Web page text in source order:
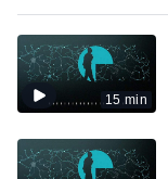
15 min